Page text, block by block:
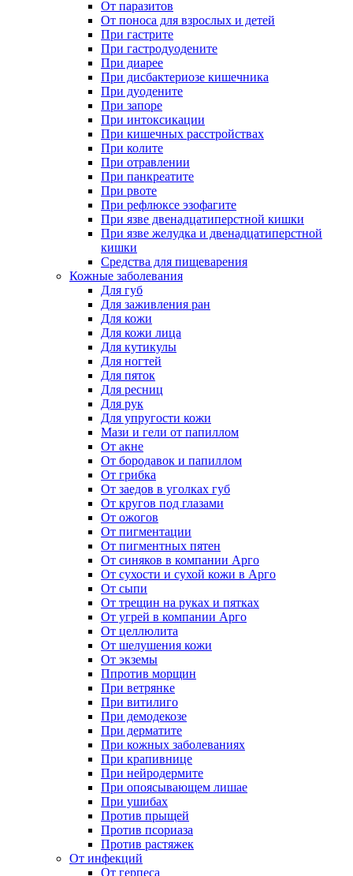
От паразитов
От поноса для взрослых и детей
При гастрите
При гастродуодените
При диарее
При дисбактериозе кишечника
При дуодените
При запоре
При интоксикации
При кишечных расстройствах
При колите
При отравлении
При панкреатите
При рвоте
При рефлюксе эзофагите
При язве двенадцатиперстной кишки
При язве желудка и двенадцатиперстной
кишки
Средства для пищеварения
Кожные заболевания
Для губ
Для заживления ран
Для кожи
Для кожи лица
Для кутикулы
Для ногтей
Для пяток
Для ресниц
Для рук
Для упругости кожи
Мази и гели от папиллом
От акне
От бородавок и папиллом
От грибка
От заедов в уголках губ
От кругов под глазами
От ожогов
От пигментации
От пигментных пятен
От синяков в компании Арго
От сухости и сухой кожи в Арго
От сыпи
От трещин на руках и пятках
От угрей в компании Арго
От целлюлита
От шелушения кожи
От экземы
Ппротив морщин
При ветрянке
При витилиго
При демодекозе
При дерматите
При кожных заболеваниях
При крапивнице
При нейродермите
При опоясывающем лишае
При ушибах
Против прыщей
Против псориаза
Против растяжек
От инфекций
От герпеса